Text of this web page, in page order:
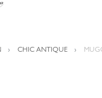
CHIC ANTIQUE